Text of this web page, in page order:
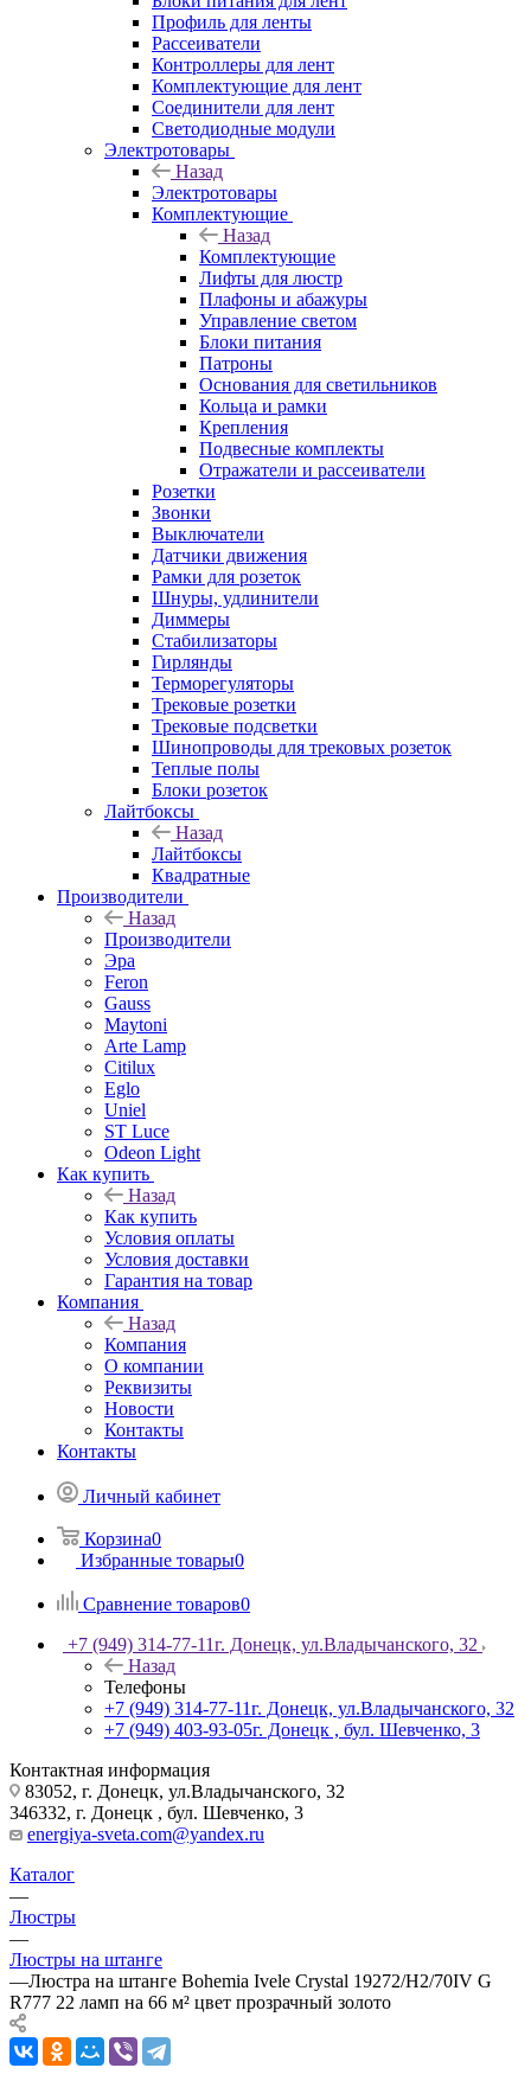
Профиль для ленты
Рассеиватели
Контроллеры для лент
Комплектующие для лент
Соединители для лент
Светодиодные модули
Электротовары
Назад
Электротовары
Комплектующие
Назад
Комплектующие
Лифты для люстр
Плафоны и абажуры
Управление светом
Блоки питания
Патроны
Основания для светильников
Кольца и рамки
Крепления
Подвесные комплекты
Отражатели и рассеиватели
Розетки
Звонки
Выключатели
Датчики движения
Рамки для розеток
Шнуры, удлинители
Диммеры
Стабилизаторы
Гирлянды
Терморегуляторы
Трековые розетки
Трековые подсветки
Шинопроводы для трековых розеток
Теплые полы
Блоки розеток
Лайтбоксы
Назад
Лайтбоксы
Квадратные
Производители
Назад
Производители
Эра
Feron
Gauss
Maytoni
Arte Lamp
Citilux
Eglo
Uniel
ST Luce
Odeon Light
Как купить
Назад
Как купить
Условия оплаты
Условия доставки
Гарантия на товар
Компания
Назад
Компания
О компании
Реквизиты
Новости
Контакты
Контакты
Личный кабинет
Корзина0
Избранные товары0
Сравнение товаров0
+7 (949) 314-77-11г. Донецк, ул.Владычанского, 32
Назад
Телефоны
+7 (949) 314-77-11г. Донецк, ул.Владычанского, 32
+7 (949) 403-93-05г. Донецк , бул. Шевченко, 3
Контактная информация
83052, г. Донецк, ул.Владычанского, 32
346332, г. Донецк , бул. Шевченко, 3
energiya-sveta.com@yandex.ru
Каталог
—
Люстры
—
Люстры на штанге
—Люстра на штанге Bohemia Ivele Crystal 19272/H2/70IV G
R777 22 ламп на 66 м² цвет прозрачный золото